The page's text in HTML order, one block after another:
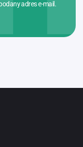
adres e-mail.